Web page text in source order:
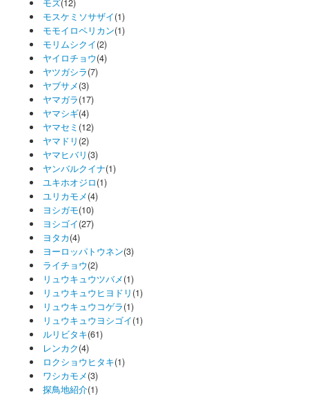
モズ(12)
モスケミソサザイ(1)
モモイロペリカン(1)
モリムシクイ(2)
ヤイロチョウ(4)
ヤツガシラ(7)
ヤブサメ(3)
ヤマガラ(17)
ヤマシギ(4)
ヤマセミ (12)
ヤマドリ (2)
ヤマヒバリ (3)
ヤンバルクイナ(1)
ユキホオジロ(1)
ユリカモメ(4)
ヨシガモ(10)
ヨシゴイ(27)
ヨタカ(4)
ヨーロッパトウネン(3)
ライチョウ(2)
リュウキュウツバメ(1)
リュウキュウヒヨドリ (1)
リュウキュウコゲラ(1)
リュウキュウヨシゴイ(1)
ルリビタキ(61)
レンカク(4)
ロクショウヒタキ(1)
ワシカモメ(3)
探鳥地紹介(1)